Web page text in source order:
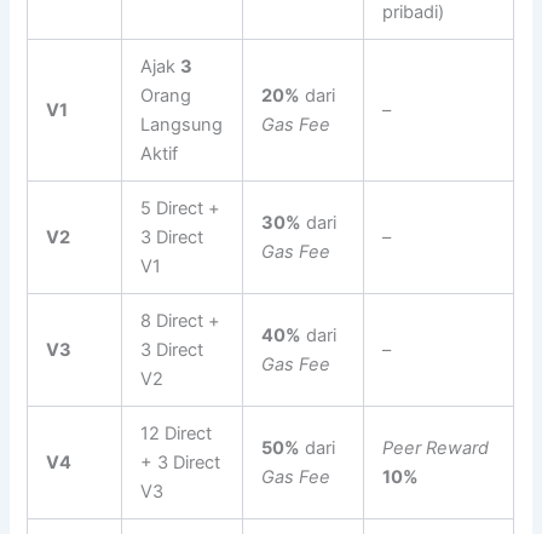
pribadi)
V1
Ajak 3
Orang
Langsung
Aktif
20% dari
Gas Fee
–
V2
5 Direct +
3 Direct
V1
30% dari
Gas Fee
–
V3
8 Direct +
3 Direct
V2
40% dari
Gas Fee
–
V4
12 Direct
+ 3 Direct
V3
50% dari
Gas Fee
Peer Reward
10%